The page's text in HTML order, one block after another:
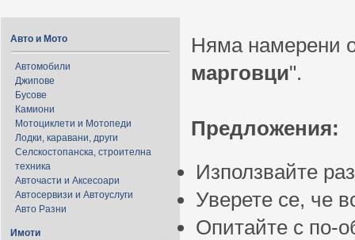
Авто и Мото
Автомобили
Джипове
Бусове
Камиони
Мотоциклети и Мотопеди
Лодки, каравани, други
Селскостопанска, строителна
техника
Авточасти и Аксесоари
Автосервизи и Автоуслуги
Авто Разни
Имоти
Няма намерени
марговци".
Предложения:
Използвайте
Уверете се, че
Опитайте с по-